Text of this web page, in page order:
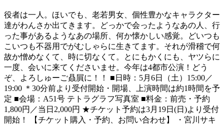
役者は一人。ほいでも、老若男女、個性豊かなキャラクター
達がわんさか出てきます。どっかで会ったようなあの人、行
った事があるようなあの場所、何か懐かしい感覚。どいつも
こいつも不器用でがむしゃらに生きてます。それが滑稽で何
故か憎めなくて、時に切なくて。とにもかくにも、ヤツらに
一度、会いに来てくださいませ。今年は4都市公演！どう
ぞ、よろしゅーご贔屓に！！ ■日時：5月6日（土）15:00／
19:00 ＊30分前より受付開始・開場、上演時間は約1時間を予
定 ■会場：A51号 テトラグラフ写真室 ■料金：前売・予約
1,800円／当日2,000円 ★チケット予約は3月19日(日)より受付
開始！ 【チケット購入・予約、お問い合わせ】 ・宮川サキ